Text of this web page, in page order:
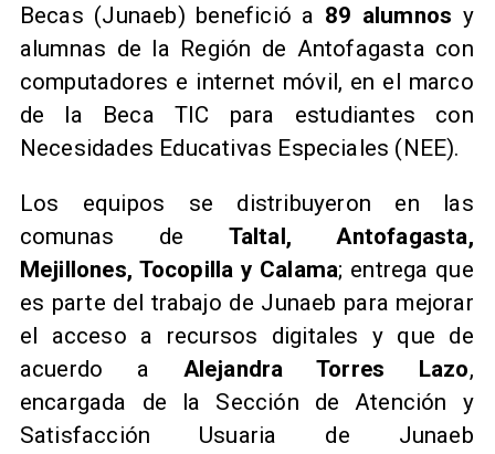
Becas (Junaeb) benefició a 89 alumnos y
alumnas de la Región de Antofagasta con
computadores e internet móvil, en el marco
de la Beca TIC para estudiantes con
Necesidades Educativas Especiales (NEE).
Los equipos se distribuyeron en las
comunas de Taltal, Antofagasta,
Mejillones, Tocopilla y Calama; entrega que
es parte del trabajo de Junaeb para mejorar
el acceso a recursos digitales y que de
acuerdo a Alejandra Torres Lazo,
encargada de la Sección de Atención y
Satisfacción Usuaria de Junaeb